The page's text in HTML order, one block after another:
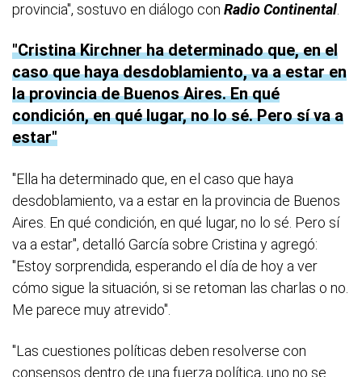
provincia", sostuvo en diálogo con Radio Continental
Cristina Kirchner ha determinado que, en el
caso que haya desdoblamiento, va a estar en
la provincia de Buenos Aires. En qué
condición, en qué lugar, no lo sé. Pero sí va a
estar
"Ella ha determinado que, en el caso que haya
desdoblamiento, va a estar en la provincia de Buenos
Aires. En qué condición, en qué lugar, no lo sé. Pero sí
va a estar", detalló García sobre Cristina y agregó:
"Estoy sorprendida, esperando el día de hoy a ver
cómo sigue la situación, si se retoman las charlas o no.
Me parece muy atrevido".
"Las cuestiones políticas deben resolverse con
consensos dentro de una fuerza política, uno no se